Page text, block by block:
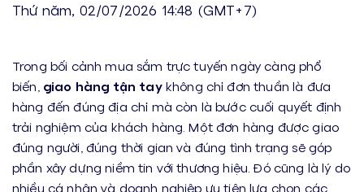
Thứ năm, 02/07/2026 14:48 (GMT+7)
Trong bối cảnh mua sắm trực tuyến ngày càng phổ
biến, giao hàng tận taykhông chỉ đơn thuần là đưa
hàng đến đúng địa chỉ mà còn là bước cuối quyết định
trải nghiệm của khách hàng. Một đơn hàng được giao
đúng người, đúng thời gian và đúng tình trạng sẽ góp
phần xây dựng niềm tin với thương hiệu. Đó cũng là lý do
nhiều cá nhân và doanh nghiệp ưu tiên lựa chọn các